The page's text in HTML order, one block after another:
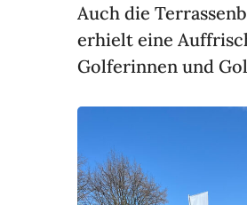
Auch die
erhielt eine
Golfe­rinnen und